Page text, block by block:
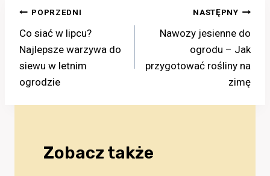
Nawigacja
wpisu
POPRZEDNI
Co siać w lipcu?
Najlepsze warzywa do
siewu w letnim
ogrodzie
NASTĘPNY
Nawozy jesienne do
ogrodu – Jak
przygotować rośliny na
zimę
Zobacz także